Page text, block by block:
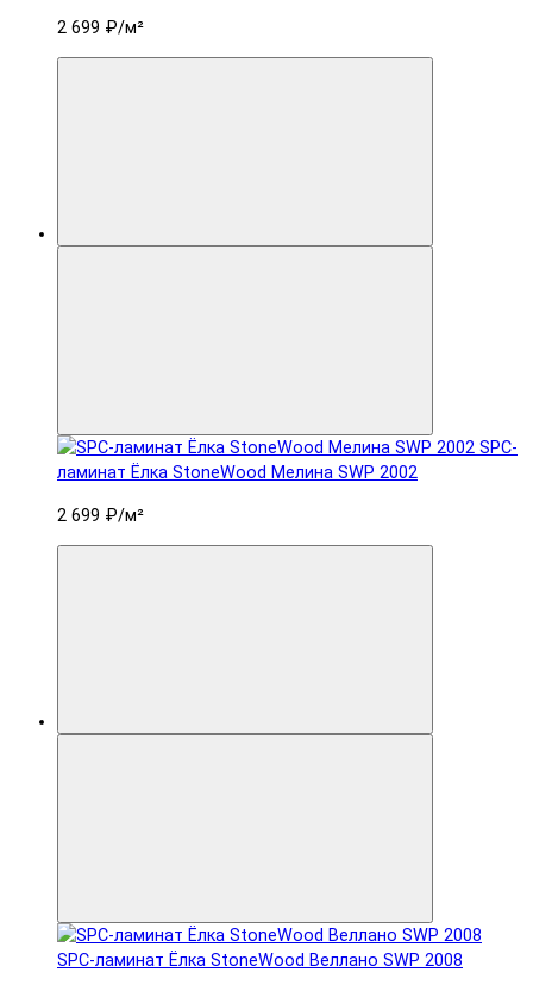
2 699 ₽/м²
SPC-
ламинат Ëлка StoneWood Мелина SWP 2002
2 699 ₽/м²
SPC-ламинат Ëлка StoneWood Веллано SWP 2008